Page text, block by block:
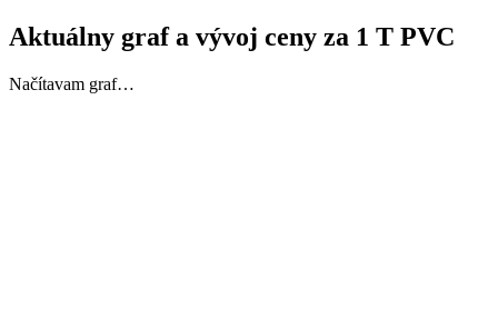
Aktuálny graf a vývoj ceny za 1 T PVC
Načítavam graf…